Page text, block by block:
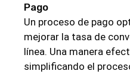
Pago
Un proceso de pago
mejorar la tasa de
línea. Una manera
simplificando el